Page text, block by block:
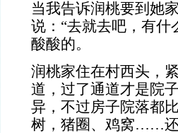
当我告诉润桃要到她
说：“去就去吧，有什
酸酸的。
润桃家住在村西头，
道，过了通道才是院
异，不过房子院落都
树，猪圈、鸡窝……还